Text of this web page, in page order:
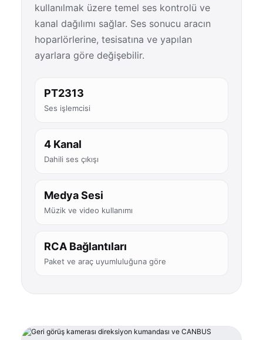
kullanılmak üzere temel ses kontrolü ve
kanal dağılımı sağlar. Ses sonucu aracın
hoparlörlerine, tesisatına ve yapılan
ayarlara göre değişebilir.
PT2313
Ses işlemcisi
4 Kanal
Dahili ses çıkışı
Medya Sesi
Müzik ve video kullanımı
RCA Bağlantıları
Paket ve araç uyumluluğuna göre